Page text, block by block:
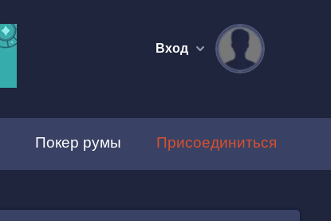
Вход
Покер румы Присоединиться